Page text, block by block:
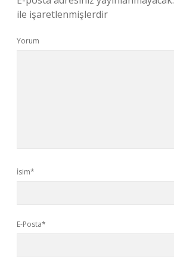
ile işaretlenmişlerdir
Yorum
İsim*
E-Posta*